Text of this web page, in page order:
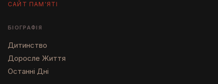
САЙТ ПАМ'ЯТІ
БІОГРАФІЯ
Дитинство
Доросле Життя
Останні Дні